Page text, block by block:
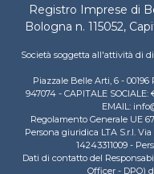
Registro Imprese di
Bologna n. 115052,
Società soggetta all'attività di
Piazzale Belle Arti, 6 - 00196
947074 - CAPITALE SOCIALE:
EMAIL:
Regolamento Generale UE
Persona giuridica LTA S.r.l.
14243311009 -
Dati di contatto del
Officer - DPO)